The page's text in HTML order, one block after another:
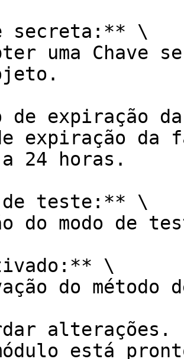
secreta:** \
uma Chave
de expiração
de expiração
24 horas.
de teste:** \
do modo de
\
do método
alterações.
está